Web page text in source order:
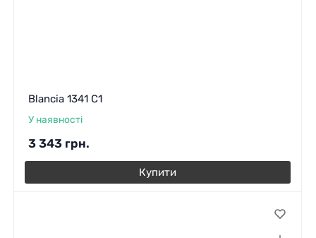
Blancia 1341 C1
У наявності
3 343 грн.
Купити